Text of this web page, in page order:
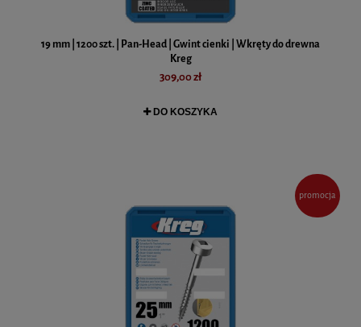
19 mm | 1200 szt. | Pan-Head | Gwint cienki | Wkręty do drewna
Kreg
309,00 zł
DO KOSZYKA
promocja